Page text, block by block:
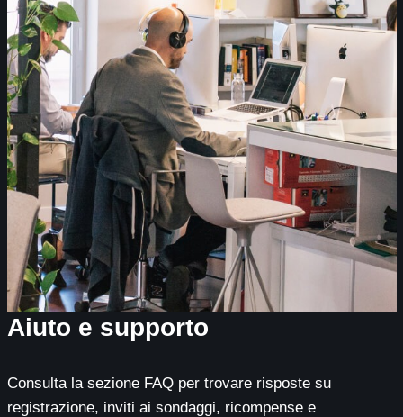
Aiuto e supporto
Consulta la sezione FAQ per trovare risposte su
registrazione, inviti ai sondaggi, ricompense e